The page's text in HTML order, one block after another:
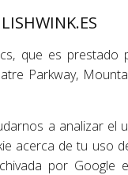
que es prestado
Parkway,
a analizar el
acerca de tu uso
por Google